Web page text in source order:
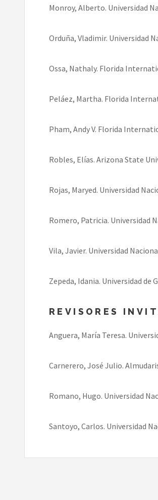
Monroy, Alberto. Universidad
Orduña, Vladimir. Universidad
Ossa, Nathaly. Florida
Peláez, Martha. Florida
Pham, Andy V. Florida
Robles, Elías. Arizona State
Rojas, Maryed. Universidad
Romero, Patricia. Universidad
Vila, Javier. Universidad
Zepeda, Idania. Universidad de
REVISORES
Anguera, María Teresa.
Carnerero, José Julio.
Romano, Hugo. Universidad
Santoyo, Carlos. Universidad